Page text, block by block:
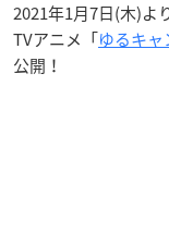
2021年1月7日(木)よ
TVアニメ「ゆるキ
公開！